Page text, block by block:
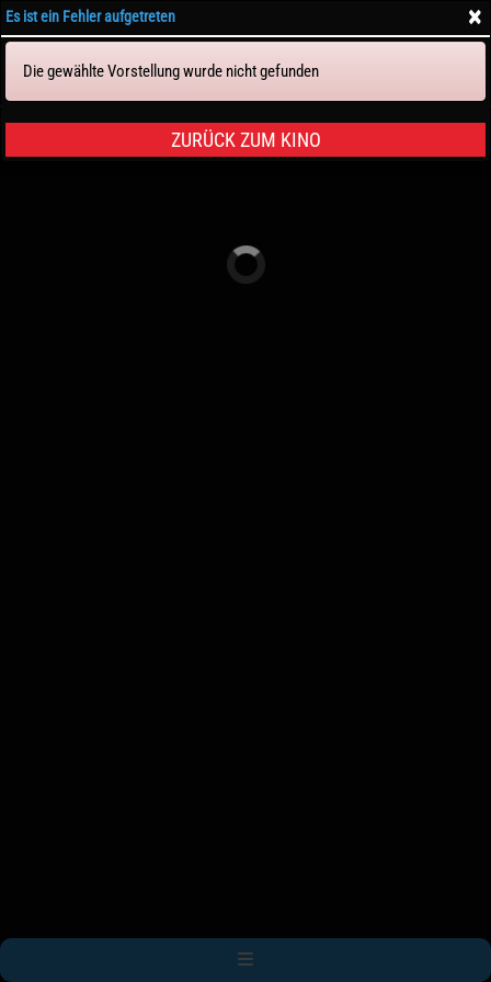
Tickets & Sitze
×
Es ist ein Fehler aufgetreten
Die gewählte Vorstellung wurde nicht gefunden
ZURÜCK ZUM KINO